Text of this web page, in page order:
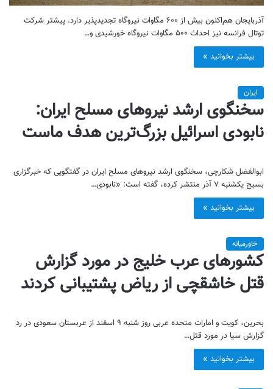
آذربایجان هم‌اکنون بیش از ۶۰۰ مگاوات نیروگاه تجدیدپذیر دارد. پیشتر شرکت
توتال فرانسه نیز احداث ۵۰۰ مگاوات نیروگاه خورشیدی و…
بیشتر بخوانید »
ایران
سخنگوی ارشد نیروهای مسلح ایران:
نابودی اسرائیل بزرگ‌ترین هدف ماست
ابوالفضل شکارچی، سخنگوی ارشد نیروهای مسلح ایران در گفتگویی که خبرگزاری
بسیج یکشنبه ۷ آذر منتشر کرده، گفته است: «نابودی…
بیشتر بخوانید »
خاورمیانه
کشورهای عرب خلیج در مورد گزارش
قتل خاشقچی از ریاض پشتیبانی کردند
بحرین، کویت و امارات متحده عربی روز شنبه ۹ اسفند از عربستان سعودی در رد
گزارش سیا در مورد قتل…
بیشتر بخوانید »